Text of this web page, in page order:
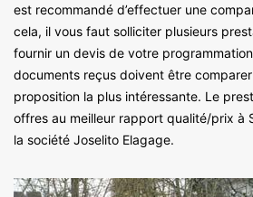
est recommandé d’effectuer une
cela, il vous faut solliciter plusieurs
fournir un devis de votre
documents reçus doivent être
proposition la plus intéressante. Le
offres au meilleur rapport qualité/prix à
la société Joselito Elagage.